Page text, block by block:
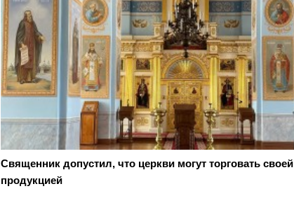
Священник допустил, что церкви могут торговать своей
продукцией